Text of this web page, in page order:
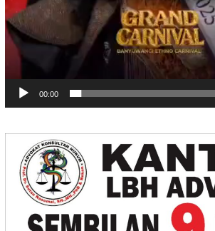
00:00